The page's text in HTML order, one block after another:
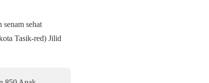
sehat
Tasik-red) Jilid